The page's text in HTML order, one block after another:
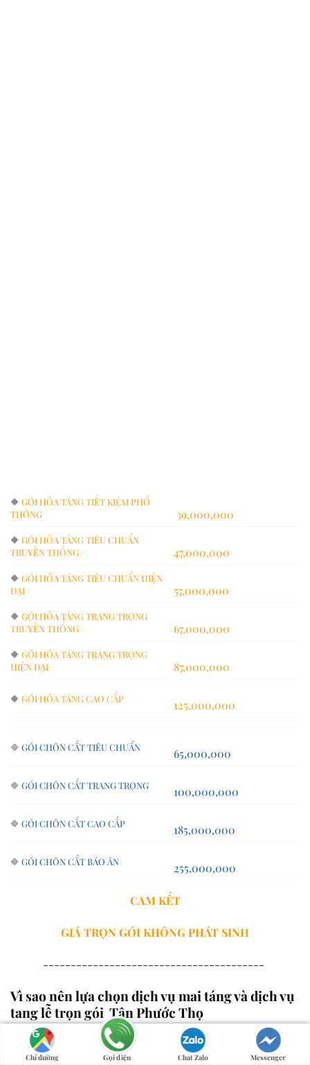
🔶 GÓI HỎA TÁNG TIẾT KIỆM PHỔ
THÔNG
39,000,000
🔶 GÓI HỎA TÁNG TIÊU CHUẨN
TRUYỀN THỐNG
47,000,000
🔶 GÓI HỎA TÁNG TIÊU CHUẨN HIỆN
ĐẠI
57,000,000
🔶 GÓI HỎA TÁNG TRANG TRỌNG
TRUYỀN THỐNG
67,000,000
🔶 GÓI HỎA TÁNG TRANG TRỌNG
HIỆN ĐẠI
87,000,000
🔶 GÓI HỎA TÁNG CAO CẤP 125,000,000
🔷 GÓI CHÔN CẤT TIÊU CHUẨN 65,000,000
🔷 GÓI CHÔN CẤT TRANG TRỌNG 100,000,000
🔷 GÓI CHÔN CẤT CAO CẤP 185,000,000
🔷 GÓI CHÔN CẤT BÁO ÂN 255,000,000
CAM KẾT
GIÁ TRỌN GÓIKHÔNG PHÁT SINH
----------------------------------------
Vì sao nên lựa chọn dịch vụ mai táng và dịch vụ
tang lễ trọn gói Tân Phước Thọ
Nơi luôn đặt lợi ích của khách hàng lên hàng đầu –
Cam kết 100% hài lòng
Chỉ đường Gọi điện Chat Zalo Messenger